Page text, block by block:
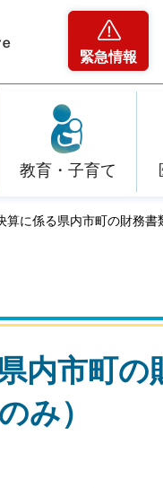
緊急情報
教育・子育て
算に係る県内市町の財務書
内市町
み）